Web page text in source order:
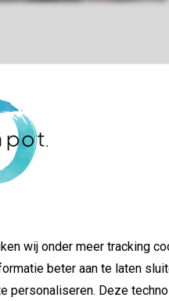
wij onder meer tracking
beter aan te laten
personaliseren. Deze